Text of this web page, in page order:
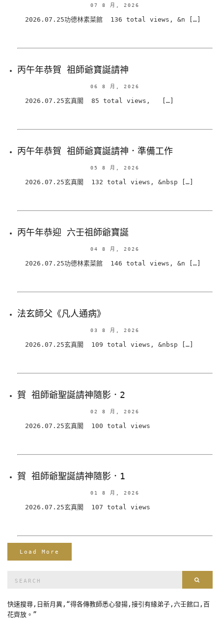
07 8 月, 2026
2026.07.25功德林素菜館 136 total views, &n […]
丙午年恭賀 祖師爺寶誕請神
06 8 月, 2026
2026.07.25玄真閣 85 total views, […]
丙午年恭賀 祖師爺寶誕請神．準備工作
05 8 月, 2026
2026.07.25玄真閣 132 total views, &nbsp […]
丙午年恭迎 六壬祖師爺寶誕
04 8 月, 2026
2026.07.25功德林素菜館 146 total views, &n […]
法玄師父《凡人通病》
03 8 月, 2026
2026.07.25玄真閣 109 total views, &nbsp […]
賀 祖師爺聖誕請神隨影．2
02 8 月, 2026
2026.07.25玄真閣 100 total views
賀 祖師爺聖誕請神隨影．1
01 8 月, 2026
2026.07.25玄真閣 107 total views
Load More
快速搜尋,日新月異,“得各傳教師悉心發揚,接引有緣弟子,六壬館口,百
花齊放。”